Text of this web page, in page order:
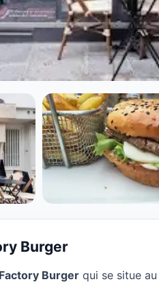
Burger
Burger
Burger qui se situe au